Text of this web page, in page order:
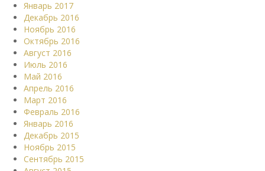
Январь 2017
Декабрь 2016
Ноябрь 2016
Октябрь 2016
Август 2016
Июль 2016
Май 2016
Апрель 2016
Март 2016
Февраль 2016
Январь 2016
Декабрь 2015
Ноябрь 2015
Сентябрь 2015